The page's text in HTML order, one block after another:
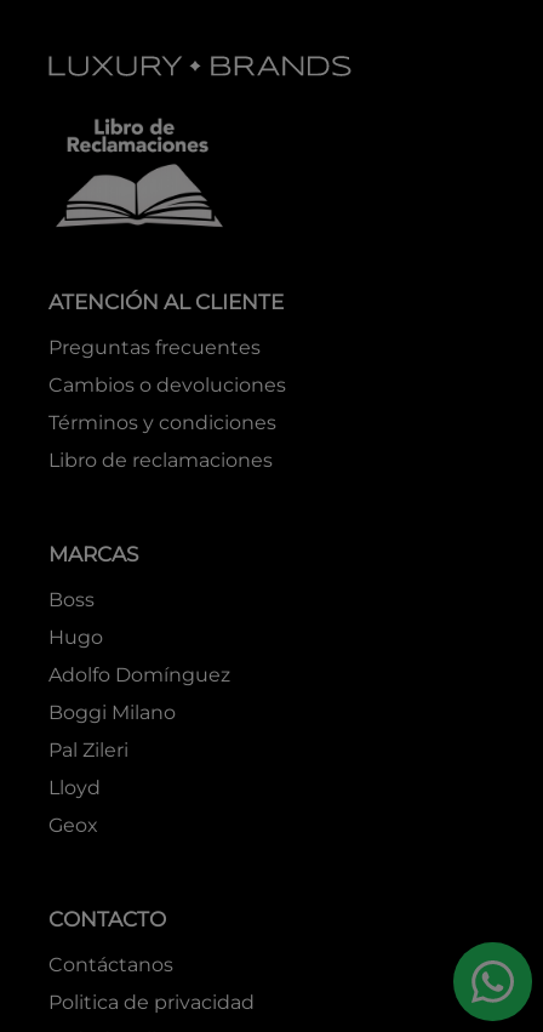
ATENCIÓN AL CLIENTE
Preguntas frecuentes
Cambios o devoluciones
Términos y condiciones
Libro de reclamaciones
MARCAS
Boss
Hugo
Adolfo Domínguez
Boggi Milano
Pal Zileri
Lloyd
Geox
CONTACTO
Contáctanos
Politica de privacidad